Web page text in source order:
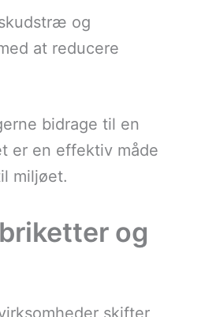
og
at reducere
bidrage til en
er en effektiv måde
miljøet.
og
skifter